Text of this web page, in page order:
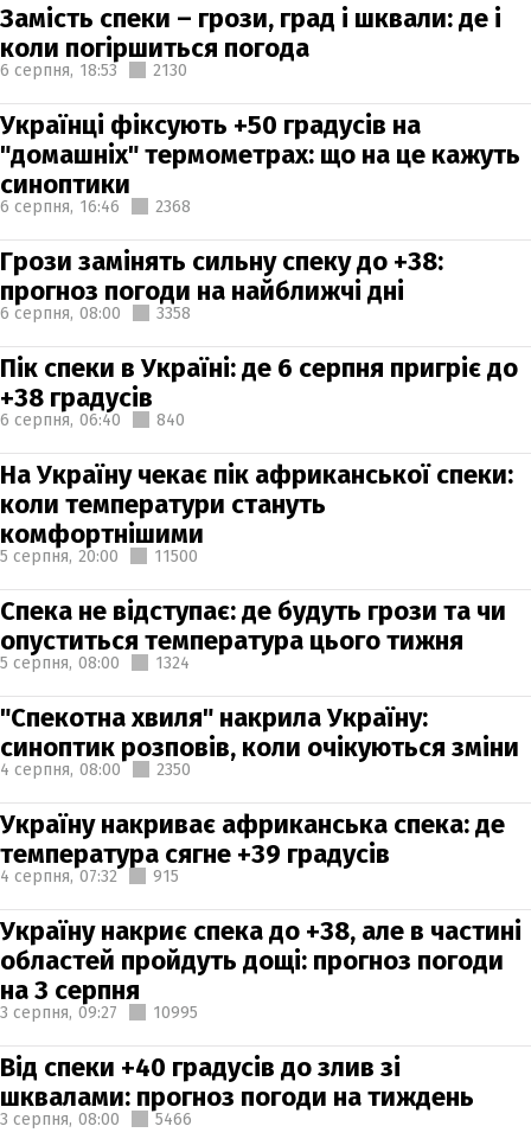
Замість спеки – грози, град і шквали: де і
коли погіршиться погода
6 серпня, 18:53 2130
Українці фіксують +50 градусів на
"домашніх" термометрах: що на це кажуть
синоптики
6 серпня, 16:46 2368
Грози замінять сильну спеку до +38:
прогноз погоди на найближчі дні
6 серпня, 08:00 3358
Пік спеки в Україні: де 6 серпня пригріє до
+38 градусів
6 серпня, 06:40 840
На Україну чекає пік африканської спеки:
коли температури стануть
комфортнішими
5 серпня, 20:00 11500
Спека не відступає: де будуть грози та чи
опуститься температура цього тижня
5 серпня, 08:00 1324
"Спекотна хвиля" накрила Україну:
синоптик розповів, коли очікуються зміни
4 серпня, 08:00 2350
Україну накриває африканська спека: де
температура сягне +39 градусів
4 серпня, 07:32 915
Україну накриє спека до +38, але в частині
областей пройдуть дощі: прогноз погоди
на 3 серпня
3 серпня, 09:27 10995
Від спеки +40 градусів до злив зі
шквалами: прогноз погоди на тиждень
3 серпня, 08:00 5466